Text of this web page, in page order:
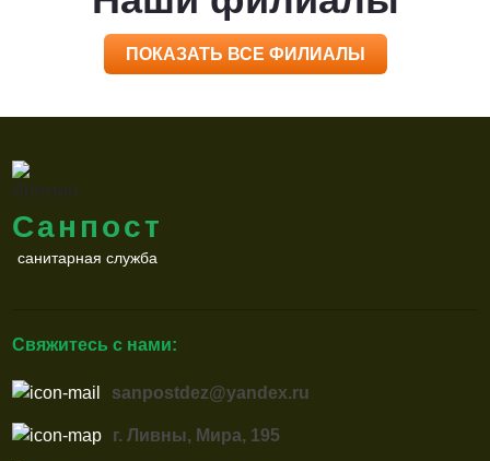
ПОКАЗАТЬ ВСЕ ФИЛИАЛЫ
Санпост
санитарная служба
Свяжитесь с нами:
sanpostdez@yandex.ru
г. Ливны, Мира, 195